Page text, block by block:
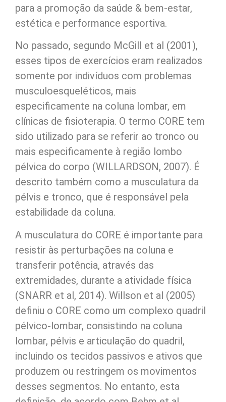
para a promoção da saúde & bem-estar,
estética e performance esportiva.
No passado, segundo McGill et al (2001),
esses tipos de exercícios eram realizados
somente por indivíduos com problemas
musculoesqueléticos, mais
especificamente na coluna lombar, em
clínicas de fisioterapia. O termo CORE tem
sido utilizado para se referir ao tronco ou
mais especificamente à região lombo
pélvica do corpo (WILLARDSON, 2007). É
descrito também como a musculatura da
pélvis e tronco, que é responsável pela
estabilidade da coluna.
A musculatura do CORE é importante para
resistir às perturbações na coluna e
transferir potência, através das
extremidades, durante a atividade física
(SNARR et al, 2014). Willson et al (2005)
definiu o CORE como um complexo quadril
pélvico-lombar, consistindo na coluna
lombar, pélvis e articulação do quadril,
incluindo os tecidos passivos e ativos que
produzem ou restringem os movimentos
desses segmentos. No entanto, esta